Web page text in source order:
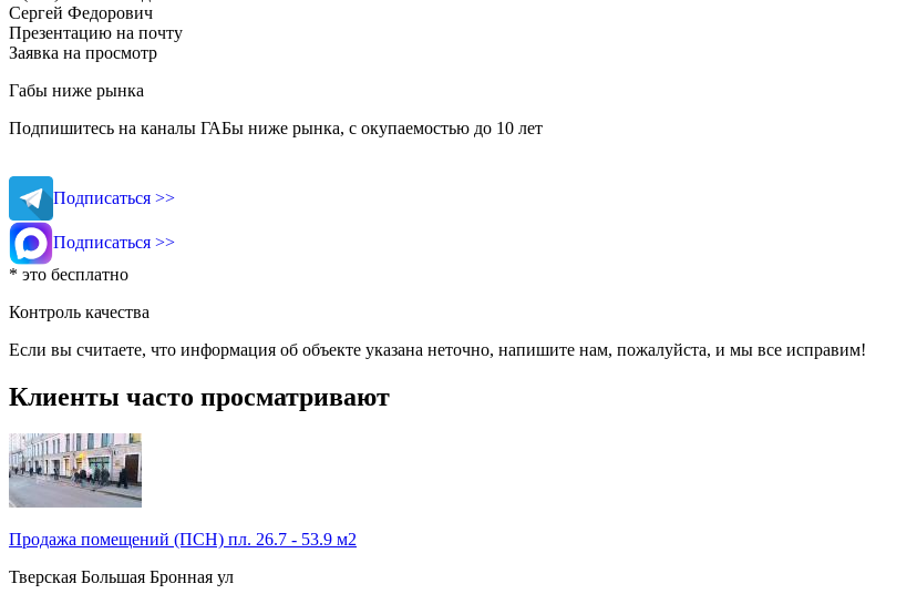
Сергей Федорович
Презентацию на почту
Заявка на просмотр
Габы ниже рынка
Подпишитесь на каналы ГАБы ниже рынка, с окупаемостью до 10 лет
Подписаться >>
Подписаться >>
* это бесплатно
Контроль качества
Если вы считаете, что информация об объекте указана неточно, напишите нам, пожалуйста, и мы все исправим!
Клиенты часто просматривают
Продажа помещений (ПСН) пл. 26.7 - 53.9 м2
Тверская Большая Бронная ул